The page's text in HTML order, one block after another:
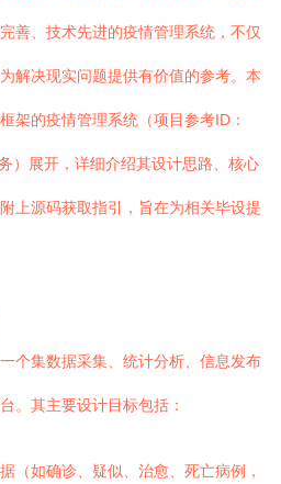
善、技术先进的疫情管理系统，不仅
解决现实问题提供有价值的参考。本
架的疫情管理系统（项目参考ID：
）展开，详细介绍其设计思路、核心
上源码获取指引，旨在为相关毕设提
个集数据采集、统计分析、信息发布
。其主要设计目标包括：
（如确诊、疑似、治愈、死亡病例，